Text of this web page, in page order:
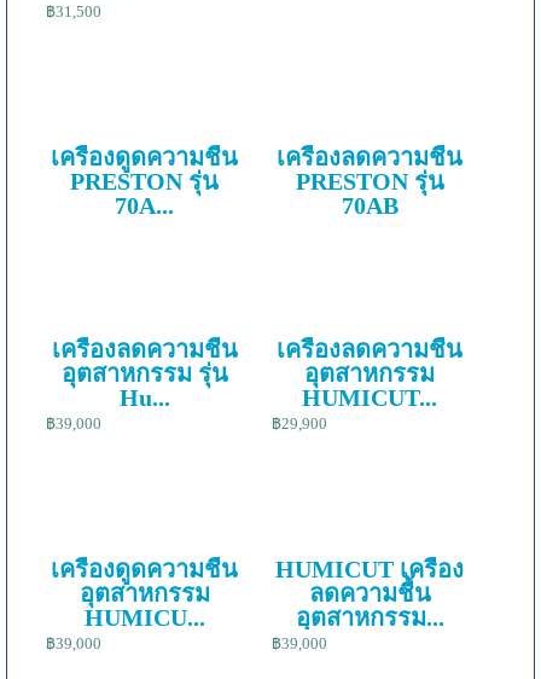
฿31,500
เครื่องดูดความชื้น
PRESTON รุ่น
70A...
เครื่องลดความชื้น
PRESTON รุ่น
70AB
เครื่องลดความชื้น
อุตสาหกรรม รุ่น
Hu...
฿39,000
เครื่องลดความชื้น
อุตสาหกรรม
HUMICUT...
฿29,900
เครื่องดูดความชื้น
อุตสาหกรรม
HUMICU...
฿39,000
HUMICUT เครื่อง
ลดความชื้น
อุตสาหกรรม...
฿39,000